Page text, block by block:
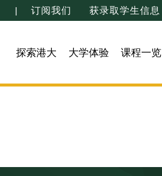
订阅我们 获录取学生信息
探索港大 大学体验 课程一览